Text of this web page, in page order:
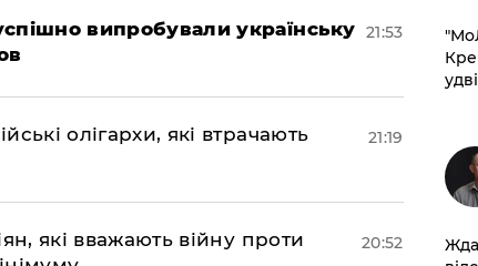
випробували українську 21:53
олігархи, які втрачають
21:19
які вважають війну проти
20:52